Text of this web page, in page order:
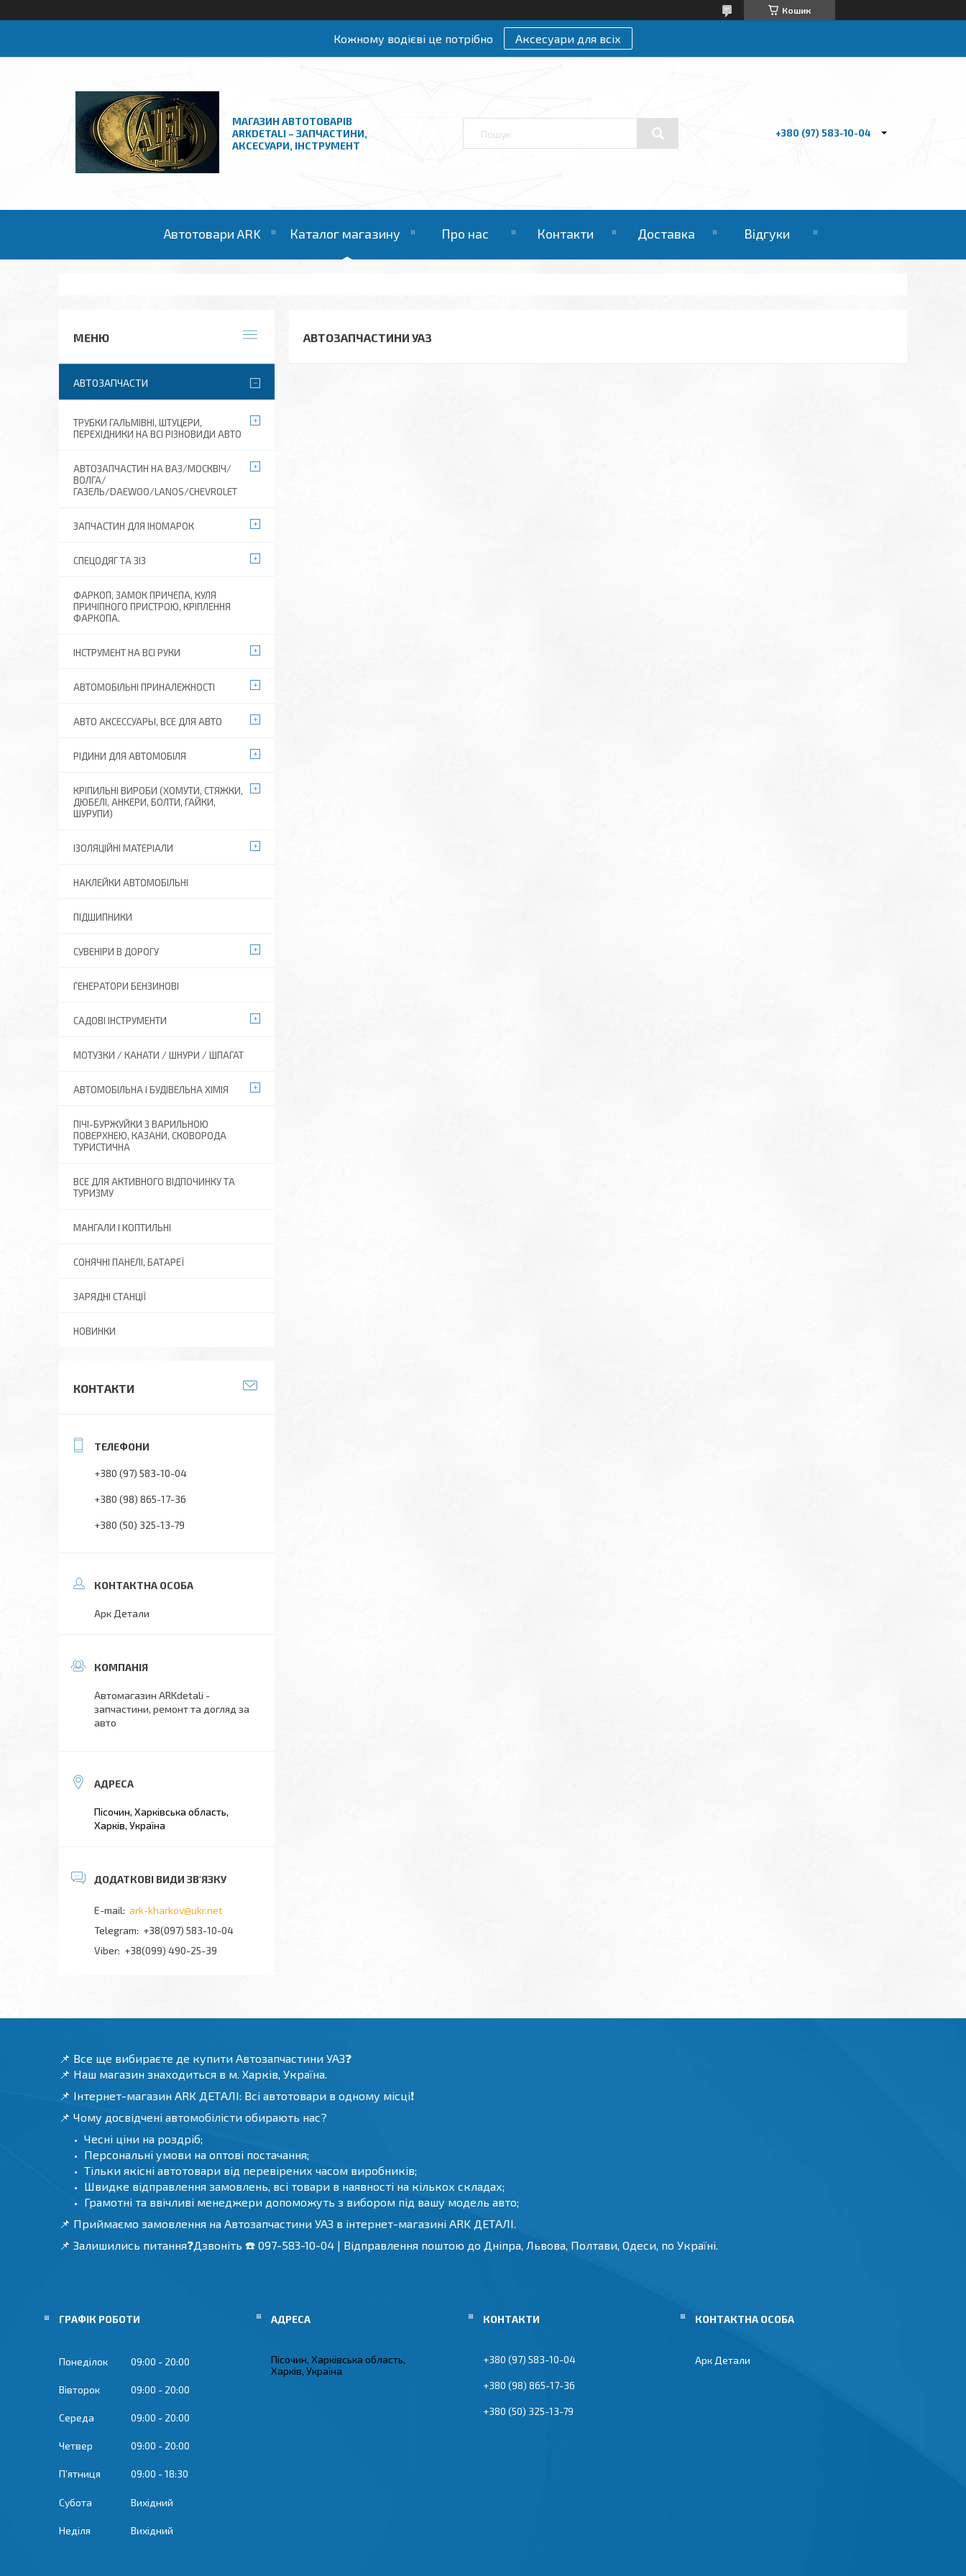
Кошик
Кожному водієві це потрібно Аксесуари для всіх
МАГАЗИН АВТОТОВАРІВ
ARKDETALI – ЗАПЧАСТИНИ,
АКСЕСУАРИ, ІНСТРУМЕНТ
+380 (97) 583-10-04
Автотовари ARK Каталог магазину Про нас Контакти Доставка Відгуки
АВТОЗАПЧАСТИНИ УАЗ
АВТОЗАПЧАСТИ
ТРУБКИ ГАЛЬМІВНІ, ШТУЦЕРИ,
ПЕРЕХІДНИКИ НА ВСІ РІЗНОВИДИ АВТО
АВТОЗАПЧАСТИН НА ВАЗ/МОСКВІЧ/
ВОЛГА/
ГАЗЕЛЬ/DAEWOO/LANOS/CHEVROLET
ЗАПЧАСТИН ДЛЯ ІНОМАРОК
СПЕЦОДЯГ ТА ЗІЗ
ФАРКОП, ЗАМОК ПРИЧЕПА, КУЛЯ
ПРИЧІПНОГО ПРИСТРОЮ, КРІПЛЕННЯ
ФАРКОПА.
ІНСТРУМЕНТ НА ВСІ РУКИ
АВТОМОБІЛЬНІ ПРИНАЛЕЖНОСТІ
АВТО АКСЕССУАРЫ, ВСЕ ДЛЯ АВТО
РІДИНИ ДЛЯ АВТОМОБІЛЯ
КРІПИЛЬНІ ВИРОБИ (ХОМУТИ, СТЯЖКИ,
ДЮБЕЛІ, АНКЕРИ, БОЛТИ, ГАЙКИ,
ШУРУПИ)
ІЗОЛЯЦІЙНІ МАТЕРІАЛИ
НАКЛЕЙКИ АВТОМОБІЛЬНІ
ПІДШИПНИКИ
СУВЕНІРИ В ДОРОГУ
ГЕНЕРАТОРИ БЕНЗИНОВІ
САДОВІ ІНСТРУМЕНТИ
МОТУЗКИ / КАНАТИ / ШНУРИ / ШПАГАТ
АВТОМОБІЛЬНА І БУДІВЕЛЬНА ХІМІЯ
ПІЧІ-БУРЖУЙКИ З ВАРИЛЬНОЮ
ПОВЕРХНЕЮ, КАЗАНИ, СКОВОРОДА
ТУРИСТИЧНА
ВСЕ ДЛЯ АКТИВНОГО ВІДПОЧИНКУ ТА
ТУРИЗМУ
МАНГАЛИ І КОПТИЛЬНІ
СОНЯЧНІ ПАНЕЛІ, БАТАРЕЇ
ЗАРЯДНІ СТАНЦІЇ
НОВИНКИ
КОНТАКТИ
+380 (97) 583-10-04
+380 (98) 865-17-36
+380 (50) 325-13-79
Арк Детали
Автомагазин ARKdetali -
запчастини, ремонт та догляд за
авто
Пісочин, Харківська область,
Харків, Україна
ark-kharkov@ukr.net
+38(097) 583-10-04
+38(099) 490-25-39
📌 Все ще вибираєте де купити Автозапчастини УАЗ❓
📌 Наш магазин знаходиться в м. Харків, Україна.
📌 Інтернет-магазин ARK ДЕТАЛІ: Всі автотовари в одному місці❗️
📌 Чому досвідчені автомобілісти обирають нас?
Чесні ціни на роздріб;
Персональні умови на оптові постачання;
Тільки якісні автотовари від перевірених часом виробників;
Швидке відправлення замовлень, всі товари в наявності на кількох складах;
Грамотні та ввічливі менеджери допоможуть з вибором під вашу модель авто;
📌 Приймаємо замовлення на Автозапчастини УАЗ в інтернет-магазині ARK ДЕТАЛІ.
📌 Залишились питання❓Дзвоніть ☎️ 097-583-10-04 | Відправлення поштою до Дніпра, Львова, Полтави, Одеси, по Україні.
ГРАФІК РОБОТИ
Понеділок 09:00 20:00
Вівторок 09:00 20:00
Середа 09:00 20:00
Четвер 09:00 20:00
Пʼятниця 09:00 18:30
Субота Вихідний
Неділя Вихідний
Пісочин, Харківська область,
Харків, Україна
+380 (97) 583-10-04
+380 (98) 865-17-36
+380 (50) 325-13-79
Арк Детали